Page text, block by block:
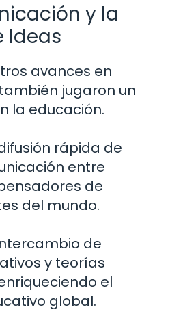
y la
Ideas
avances en
jugaron un
la educación.
rápida de
entre
de
del mundo.
de
y teorías
el
global.